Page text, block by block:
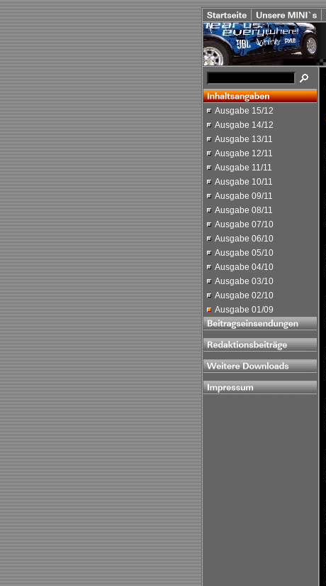
Ausgabe 15/12
Ausgabe 14/12
Ausgabe 13/11
Ausgabe 12/11
Ausgabe 11/11
Ausgabe 10/11
Ausgabe 09/11
Ausgabe 08/11
Ausgabe 07/10
Ausgabe 06/10
Ausgabe 05/10
Ausgabe 04/10
Ausgabe 03/10
Ausgabe 02/10
Ausgabe 01/09